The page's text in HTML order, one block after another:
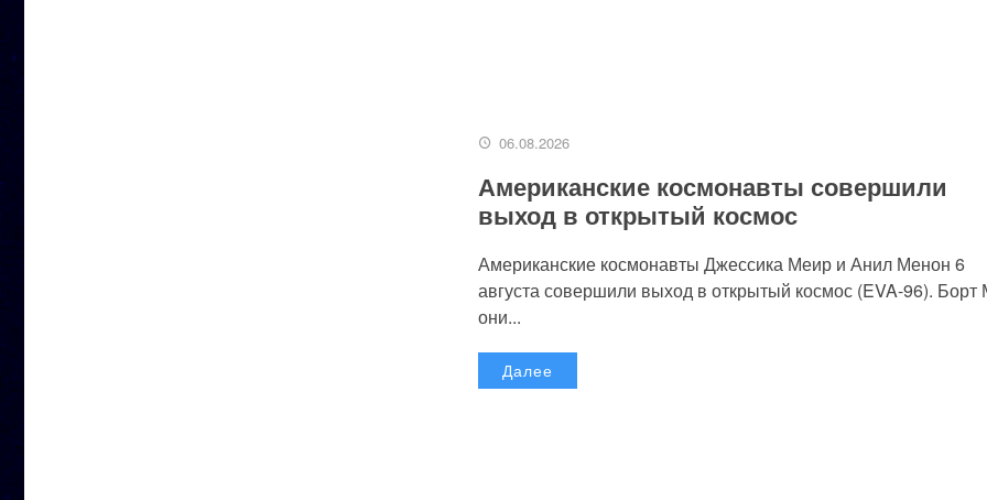
06.08.2026
Американские космонавты совершили
выход в открытый космос
Американские космонавты Джессика Меир и Анил Менон 6
августа совершили выход в открытый космос (EVA-96).
они...
Далее